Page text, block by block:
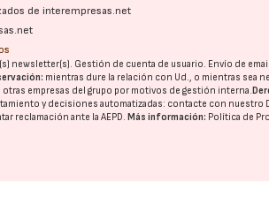
de interempresas.net
newsletter(s). Gestión de cuenta de usuario. Envío de
mientras dure la relación con Ud., o mientras sea
otras empresas del grupo por motivos de gestión interna.
y decisiones automatizadas: contacte con nuestro
reclamación ante laAEPD. Más información: Política de